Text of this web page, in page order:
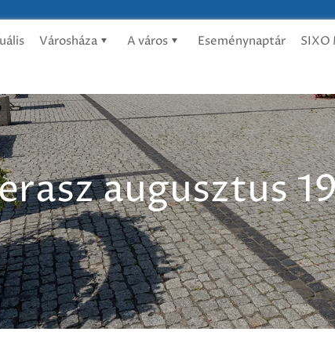
Városháza A város Eseménynaptár SIXO
augusztus